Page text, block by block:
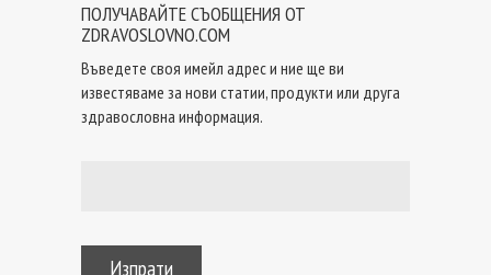
ПОЛУЧАВАЙТЕ СЪОБЩЕНИЯ ОТ
ZDRAVOSLOVNO.COM
Въведете своя имейл адрес и ние ще ви
известяваме за нови статии, продукти или друга
здравословна информация.
Изпрати